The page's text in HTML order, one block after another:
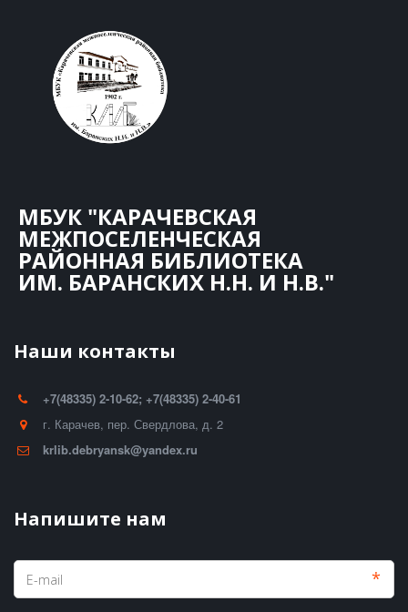
МБУК "КАРАЧЕВСКАЯ
МЕЖПОСЕЛЕНЧЕСКАЯ
РАЙОННАЯ БИБЛИОТЕКА
ИМ. БАРАНСКИХ Н.Н. И Н.В."
Наши контакты
+7(48335) 2-10-62; +7(48335) 2-40-61
г. Карачев, пер. Свердлова, д. 2
krlib.debryansk@yandex.ru
Напишите нам
*